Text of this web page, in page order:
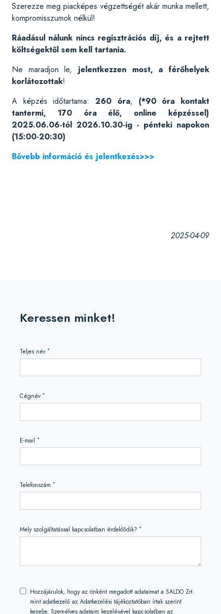
Szerezze meg piacképes végzettségét akár munka mellett,
kompromisszumok nélkül!
Ráadásul nálunk nincs regisztrációs díj, és a rejtett
költségektől sem kell tartania.
Ne maradjon le, jelentkezzen most, a férőhelyek
korlátozottak!
A képzés időtartama:
260 óra, (*90 óra kontakt
tantermi, 170 óra élő, online képzéssel)
2025.06.06-tól 2026.10.30-ig - pénteki napokon
(15:00-20:30)
Bővebb információ és jelentkezés>>>
2025-04-09
Keressen minket!
Teljes név *
Cégnév *
E-mail *
Telefonszám *
Mely szolgáltatással kapcsolatban érdeklődik? *
Hozzájárulok, hogy az önként megadott adataimat a SALDO Zrt.
mint adatkezelő az Adatkezelési tájékoztatóban írtak szerint
kezelje. Személyes adataim kezelésével kapcsolatban az